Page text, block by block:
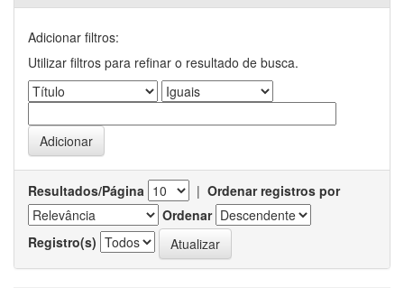
Adicionar filtros:
Utilizar filtros para refinar o resultado de busca.
Resultados/Página | Ordenar registros por
Ordenar
Registro(s)